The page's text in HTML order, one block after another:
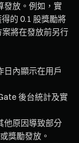
發放。例如，實
的 0.1 股獎勵將
將在發放前另行
日內顯示在用戶
後台統計及實
他原因導致部分
獎勵發放。